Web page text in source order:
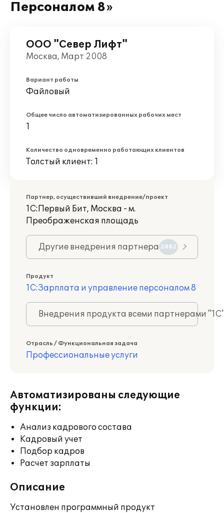
Персоналом 8»
ООО "Север Лифт"
Москва, Март 2008
Вариант работы
Файловый
Общее число автоматизированных рабочих мест
1
Количество одновременно работающих клиентов
Толстый клиент: 1
Партнер, осуществивший внедрение/проект
1С:Первый Бит, Москва - м.
Преображенская площадь
Другие внедрения партнера 2882
Продукт
1С:Зарплата и управление персоналом 8
Внедрения продукта всеми партнерами
Отрасль / Функциональная задача
Профессиональные услуги
Автоматизированы следующие
функции:
Анализ кадрового состава
Кадровый учет
Подбор кадров
Расчет зарплаты
Описание
Установлен программный продукт